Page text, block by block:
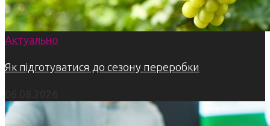
Актуально
Як підготуватися до сезону переробки